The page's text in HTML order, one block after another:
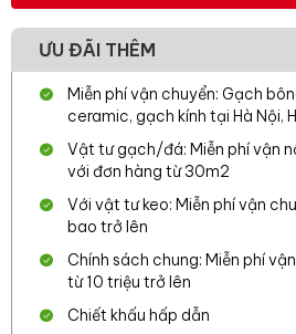
ƯU ĐÃI THÊM
Miễn phí vận chuyển: Gạch
ceramic, gạch kính tại Hà Nội,
Vật tư gạch/đá: Miễn phí vận
với đơn hàng từ 30m2
Với vật tư keo: Miễn phí vận
bao trở lên
Chính sách chung: Miễn phí
từ 10 triệu trở lên
Chiết khấu hấp dẫn